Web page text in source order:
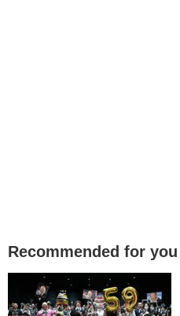
Recommended for you